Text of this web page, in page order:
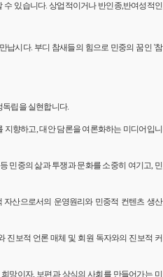
수 있습니다. 상업적이거나 반인종,반여성적인
납시다. 부디 참새들의 힘으로 민중의 꿈인 '참
독립을 실현합니다.
지향하고, 대안 담론을 여론화하는 미디어입니
민중의 삶과 투쟁과 문화를 소중히 여기고, 민
산으로서의 운영원리와 민중적 컨텐츠 생산
진보적 언론 매체 및 회원 독자와의 진보적 커
망이자, 보편과 상식의 사회를 만들어가는 미